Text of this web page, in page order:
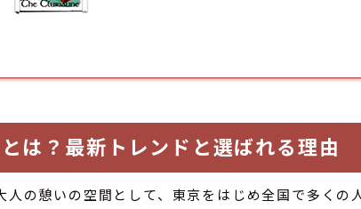
は？最新トレンドと選ばれる理由
人の憩いの空間として、東京をはじめ全国で多く